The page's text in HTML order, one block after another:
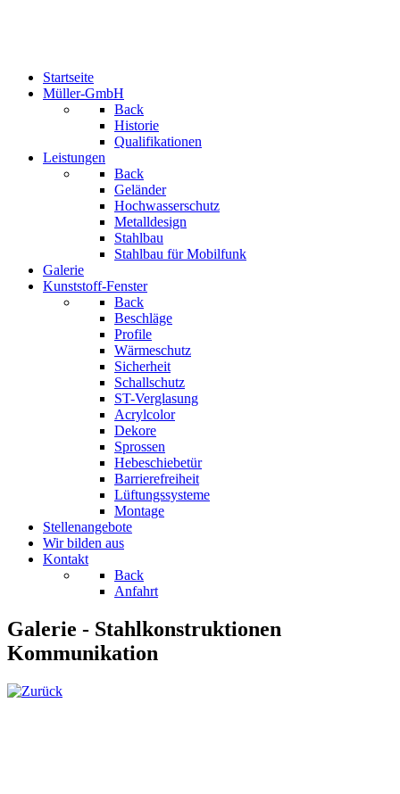
Startseite
Müller-GmbH
Back
Historie
Qualifikationen
Leistungen
Back
Geländer
Hochwasserschutz
Metalldesign
Stahlbau
Stahlbau für Mobilfunk
Galerie
Kunststoff-Fenster
Back
Beschläge
Profile
Wärmeschutz
Sicherheit
Schallschutz
ST-Verglasung
Acrylcolor
Dekore
Sprossen
Hebeschiebetür
Barrierefreiheit
Lüftungssysteme
Montage
Stellenangebote
Wir bilden aus
Kontakt
Back
Anfahrt
Galerie - Stahlkonstruktionen
Kommunikation